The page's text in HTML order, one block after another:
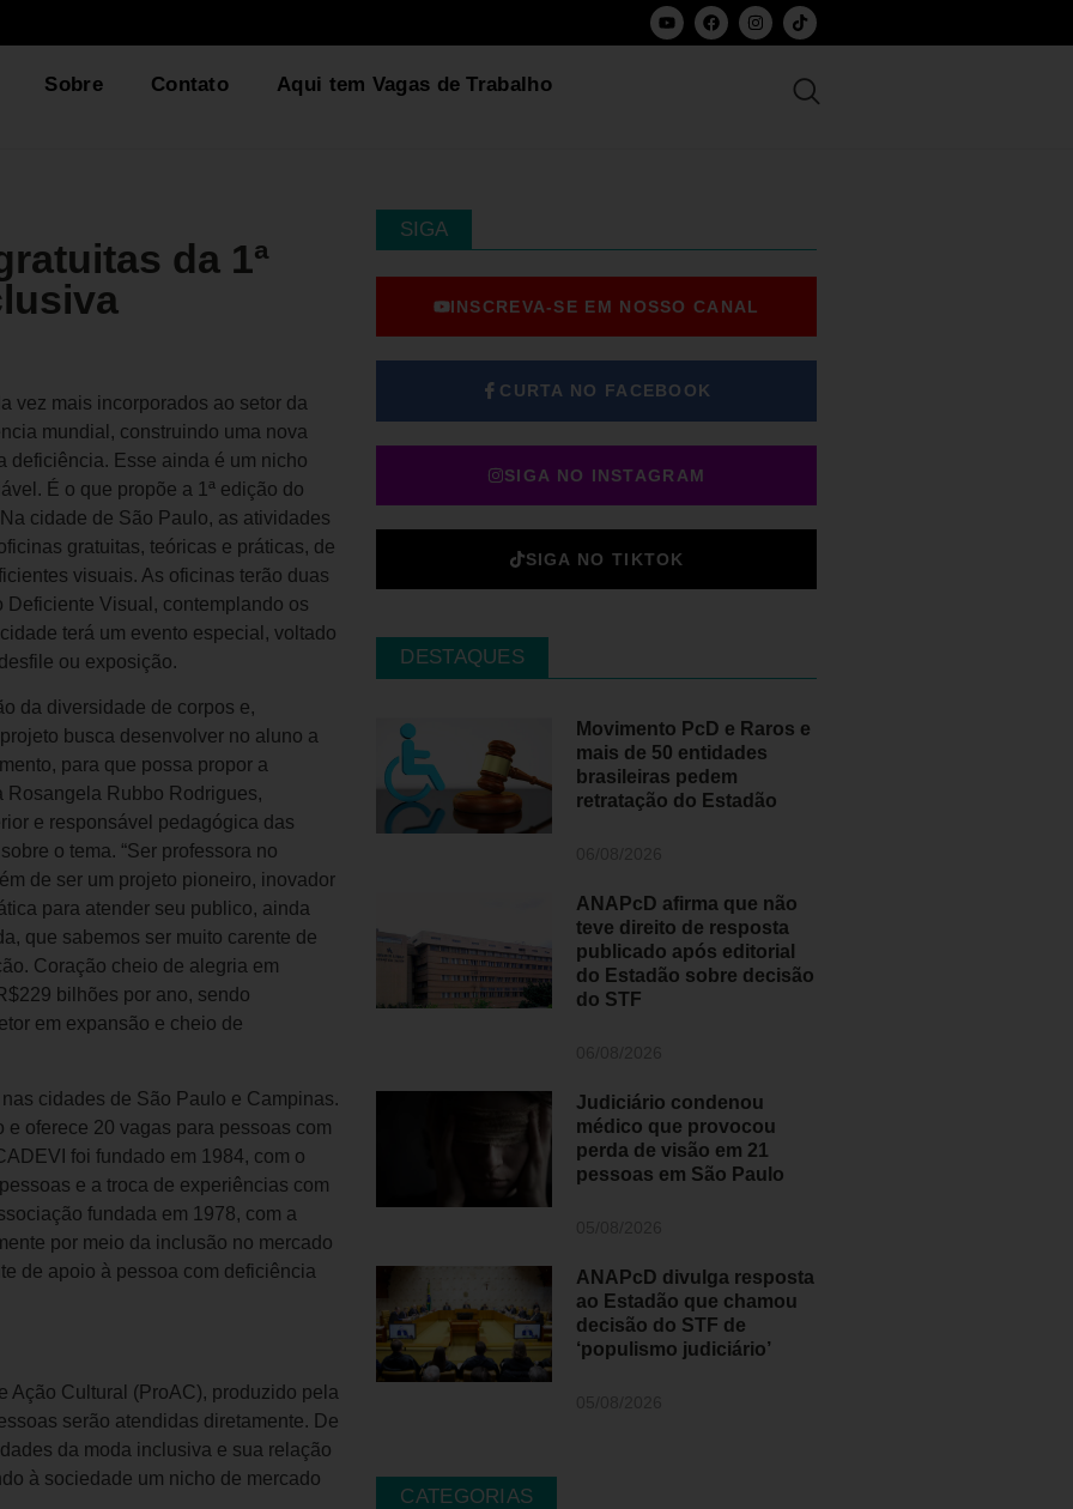
Sobre Contato Aqui tem Vagas de Trabalho
da 1ª
vez mais incorporados ao setor da
mundial, construindo uma nova
deficiência. Esse ainda é um nicho
É o que propõe a 1ª edição do
cidade de São Paulo, as atividades
gratuitas, teóricas e práticas, de
visuais. As oficinas terão duas
Visual, contemplando os
terá um evento especial, voltado
ou exposição.
da diversidade de corpos e,
busca desenvolver no aluno a
para que possa propor a
Rosangela Rubbo Rodrigues,
e responsável pedagógica das
o tema. “Ser professora no
de ser um projeto pioneiro, inovador
para atender seu publico, ainda
que sabemos ser muito carente de
Coração cheio de alegria em
bilhões por ano, sendo
em expansão e cheio de
cidades de São Paulo e Campinas.
oferece 20 vagas para pessoas com
foi fundado em 1984, com o
e a troca de experiências com
fundada em 1978, com a
por meio da inclusão no mercado
de apoio à pessoa com deficiência
Ação Cultural (ProAC), produzido pela
serão atendidas diretamente. De
da moda inclusiva e sua relação
à sociedade um nicho de mercado
SIGA
INSCREVA-SE EM NOSSO CANAL
CURTA NO FACEBOOK
SIGA NO INSTAGRAM
SIGA NO TIKTOK
DESTAQUES
Movimento PcD e Raros e
mais de 50 entidades
brasileiras pedem
retratação do Estadão
ANAPcD afirma que não
teve direito de resposta
publicado após editorial
do Estadão sobre decisão
do STF
Judiciário condenou
médico que provocou
perda de visão em 21
pessoas em São Paulo
ANAPcD divulga resposta
ao Estadão que chamou
decisão do STF de
‘populismo judiciário’
CATEGORIAS